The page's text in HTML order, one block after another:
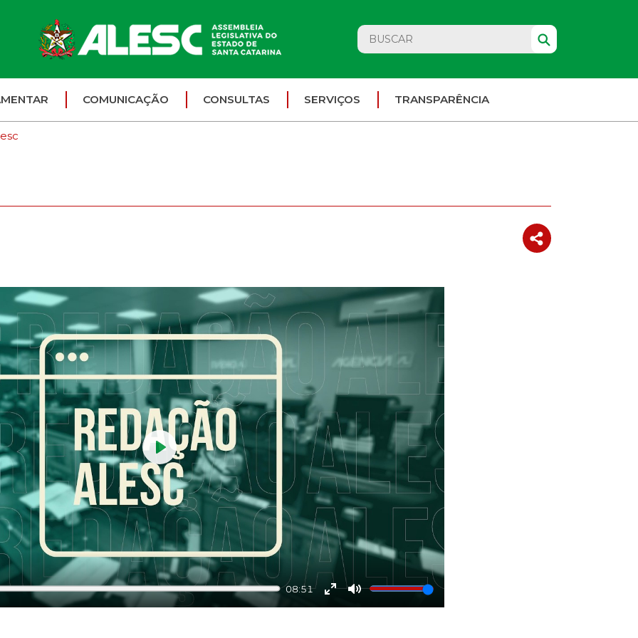
COMUNICAÇÃO CONSULTAS SERVIÇOS TRANSPARÊNCIA
08:51
EnterMute
Play